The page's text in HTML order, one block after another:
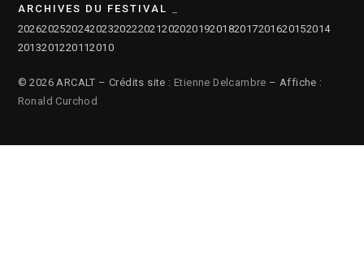
ARCHIVES DU FESTIVAL
2026202520242023202220212020201920182017201620152014
2013201220112010
© 2026 ARCALT – Crédits site : Etienne Delcambre – Affiche :
Ronald Curchod